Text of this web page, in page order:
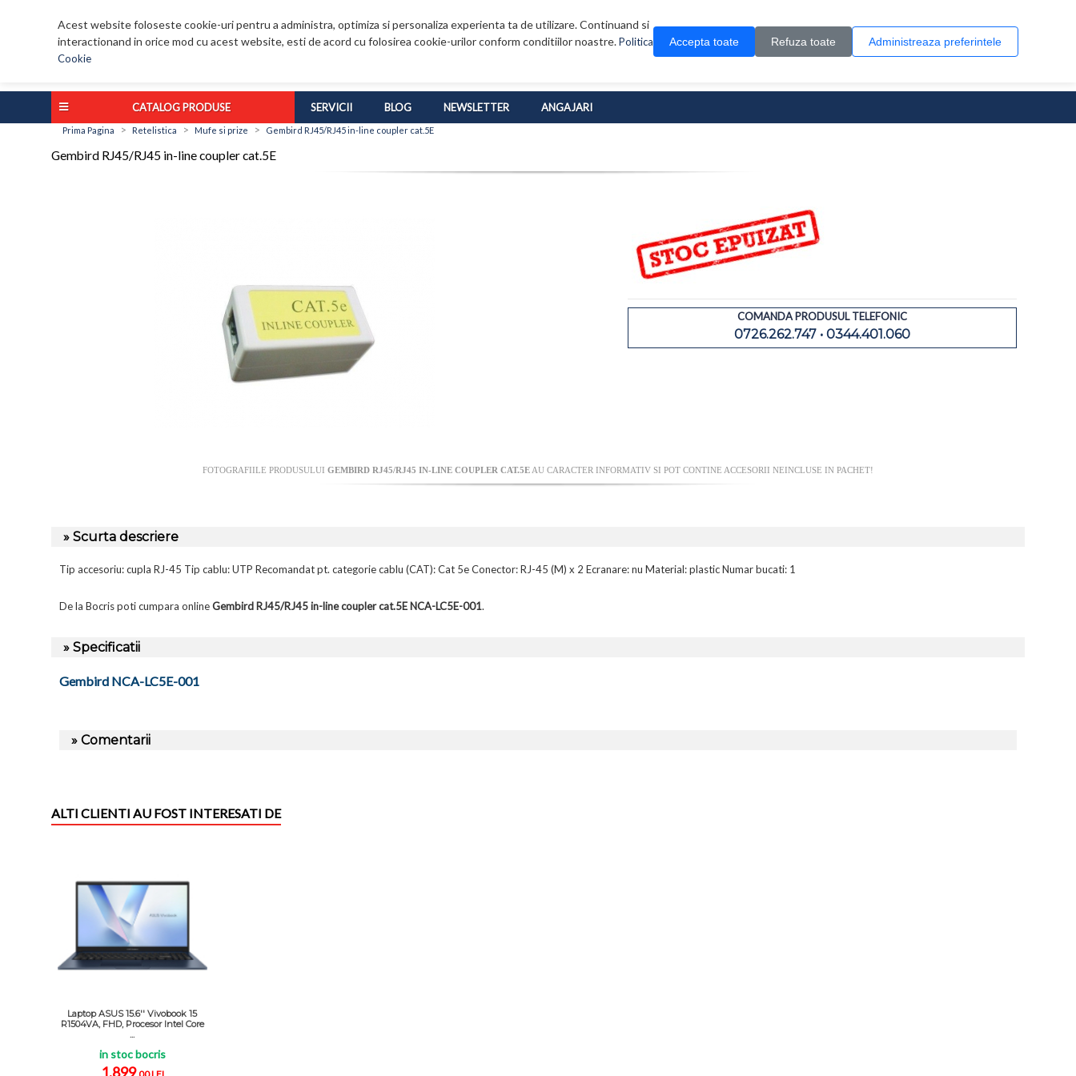
Acest website foloseste cookie-uri pentru a administra, optimiza si personaliza experienta ta de utilizare. Continuand si
interactionand in orice mod cu acest website, esti de acord cu folosirea cookie-urilor conform conditiilor noastre.Politica
Cookie
Accepta toate Refuza toate Administreaza preferintele
0 produs(e)
CATALOG PRODUSE SERVICII BLOG NEWSLETTER ANGAJARI
Prima Pagina > Retelistica > Mufe si prize > Gembird RJ45/RJ45 in-line coupler cat.5E
Gembird RJ45/RJ45 in-line coupler cat.5E
COMANDA PRODUSUL TELEFONIC
0726.262.747 • 0344.401.060
FOTOGRAFIILE PRODUSULUI GEMBIRD RJ45/RJ45 IN-LINE COUPLER CAT.5EAU CARACTER INFORMATIV SI POT CONTINE ACCESORII NEINCLUSE IN PACHET!
» Scurta descriere
Tip accesoriu: cupla RJ-45 Tip cablu: UTP Recomandat pt. categorie cablu (CAT): Cat 5e Conector: RJ-45 (M) x 2 Ecranare: nu Material: plastic Numar bucati: 1
De la Bocris poti cumpara onlineGembird RJ45/RJ45 in-line coupler cat.5E NCA-LC5E-001.
» Specificatii
Gembird NCA-LC5E-001
» Comentarii
ALTI CLIENTI AU FOST INTERESATI DE
Laptop ASUS 15.6'' Vivobook 15
R1504VA, FHD, Procesor Intel Core
...
in stoc bocris
1.899